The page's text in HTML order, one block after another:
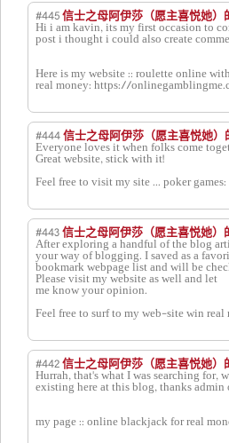
#445 信士之母阿伊莎（愿主喜悦她）
Hi i am kavin, its my first occasion to
post i thought i could also create
Here is my website :: roulette online with
real money: https://
#444 信士之母阿伊莎（愿主喜悦她）
Everyone loves it when folks come
Great website, stick with it!
Feel free to visit my site ... poker
#443 信士之母阿伊莎（愿主喜悦她）
After exploring a handful of the blog
your way of blogging. I saved as a
bookmark webpage list and will be
Please visit my website as well and let
me know your opinion.
Feel free to surf to my web-site win
#442 信士之母阿伊莎（愿主喜悦她）
Hurrah, that's what I was searching for,
existing here at this blog, thanks admin
my page :: online blackjack for real